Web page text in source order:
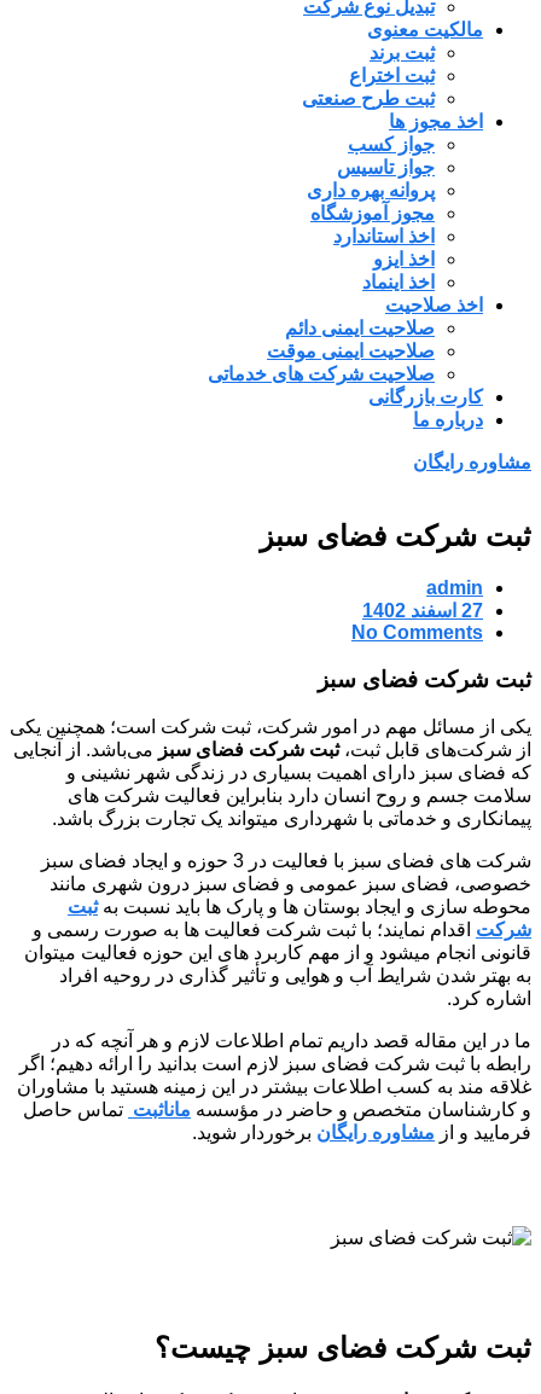
تبدیل نوع شرکت
مالکیت معنوی
ثبت برند
ثبت اختراع
ثبت طرح صنعتی
اخذ مجوز ها
جواز کسب
جواز تاسیس
پروانه بهره داری
مجوز آموزشگاه
اخذ استاندارد
اخذ ایزو
اخذ اینماد
اخذ صلاحیت
صلاحیت ایمنی دائم
صلاحیت ایمنی موقت
صلاحیت شرکت های خدماتی
کارت بازرگانی
درباره ما
مشاوره رایگان
ثبت شرکت فضای سبز
admin
27 اسفند 1402
No Comments
ثبت شرکت فضای سبز
یکی از مسائل مهم در امور شرکت‌، ثبت شرکت است؛ همچنین یکی
از شرکت‌های قابل ثبت،ثبت شرکت فضای سبز می‌باشد. از آنجایی
که فضای سبز دارای اهمیت بسیاری در زندگی شهر نشینی و
سلامت جسم و روح انسان دارد بنابراین فعالیت شرکت های
پیمانکاری و خدماتی با شهرداری میتواند یک تجارت بزرگ باشد.
شرکت های فضای سبز با فعالیت در 3 حوزه و ایجاد فضای سبز
خصوصی، فضای سبز عمومی و فضای سبز درون شهری مانند
محوطه سازی و ایجاد بوستان ها و پارک ها باید نسبت بهثبت
شرکت اقدام نمایند؛ با ثبت شرکت فعالیت ها به صورت رسمی و
قانونی انجام میشود و از مهم کاربرد های این حوزه فعالیت میتوان
به بهتر شدن شرایط آب و هوایی و تأثیر گذاری در روحیه افراد
اشاره کرد.
ما در این مقاله قصد داریم تمام اطلاعات لازم و هر آنچه که در
رابطه با ثبت شرکت فضای سبز لازم است بدانید را ارائه دهیم؛ اگر
غلاقه مند به کسب اطلاعات بیشتر در این زمینه هستید با مشاوران
و کارشناسان متخصص و حاضر در مؤسسه ماناثبت تماس حاصل
فرمایید و از مشاوره رایگان برخوردار شوید.
ثبت شرکت فضای سبز چیست؟